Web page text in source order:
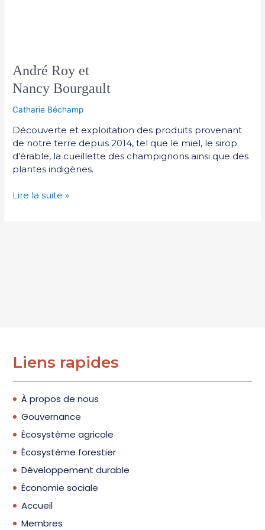
André Roy et
Nancy Bourgault
Catharie Béchamp
Découverte et exploitation des produits provenant
de notre terre depuis 2014, tel que le miel, le sirop
d’érable, la cueillette des champignons ainsi que des
plantes indigènes.
Lire la suite »
Liens rapides
À propos de nous
Gouvernance
Écosystème agricole
Écosystème forestier
Développement durable
Économie sociale
Accueil
Membres